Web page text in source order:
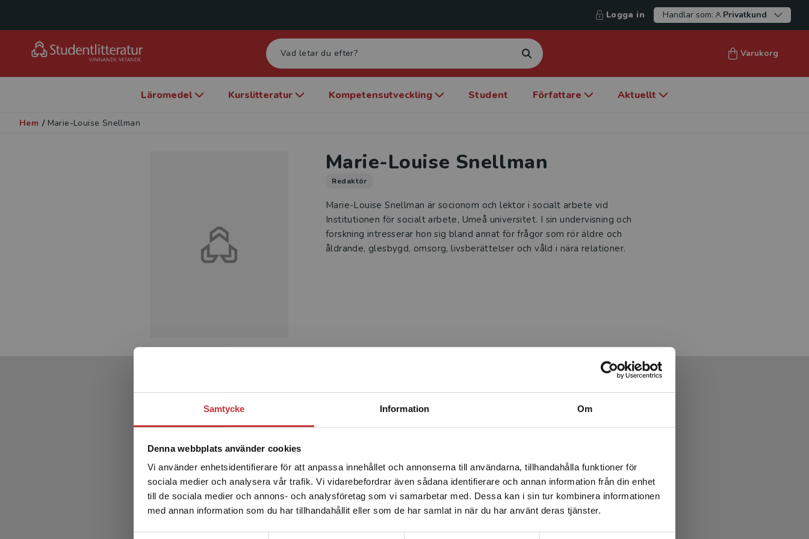
Samtycke Information Om
Denna webbplats använder cookies
Vi använder enhetsidentifierare för att anpassa innehållet och annonserna till användarna, tillhandahålla funktioner för
sociala medier och analysera vår trafik. Vi vidarebefordrar även sådana identifierare och annan information från din enhet
till de sociala medier och annons- och analysföretag som vi samarbetar med. Dessa kan i sin tur kombinera informationen
med annan information som du har tillhandahållit eller som de har samlat in när du har använt deras tjänster.
Begränsad fraktregion
Det verkar som att du besöker studentlitteratur.se via en
enhet utanför Sverige. Vi erbjuder inte leveranser utanför
Sverige. För att kunna slutföra ett köp måste
leveransadressen vara i Sverige.Läs mer
Logga in Handlar som: Privatkund
Varukorg
Läromedel Kurslitteratur Kompetensutveckling Student Författare Aktuellt
Hem / Marie-Louise Snellman
Marie-Louise Snellman
Redaktör
Marie-Louise Snellman är socionom och lektor i socialt arbete vid
Institutionen för socialt arbete, Umeå universitet. I sin undervisning och
forskning intresserar hon sig bland annat för frågor som rör äldre och
åldrande, glesbygd, omsorg, livsberättelser och våld i nära relationer.
Produkter